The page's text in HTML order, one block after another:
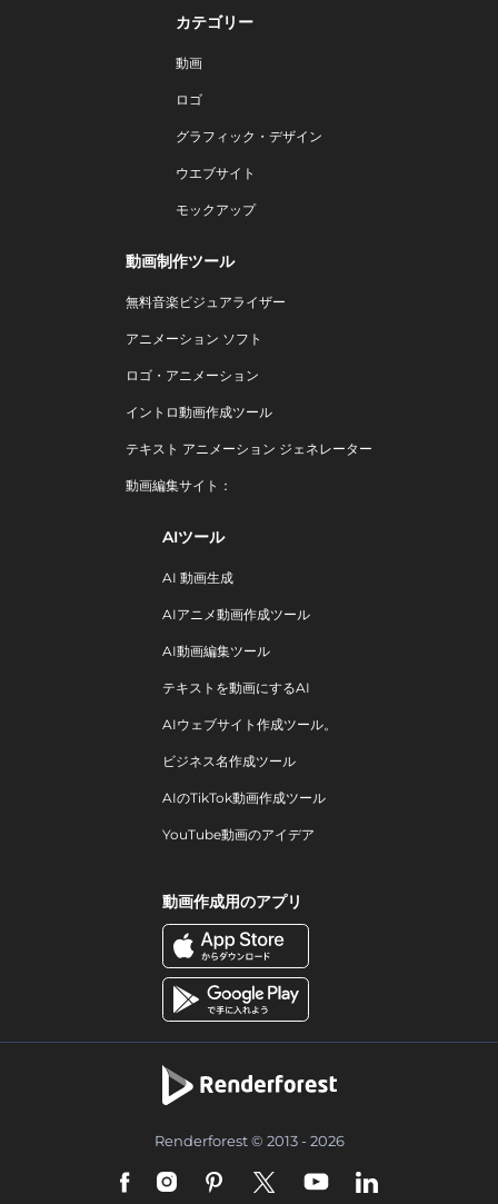
カテゴリー
動画
ロゴ
グラフィック・デザイン
ウエブサイト
モックアップ
動画制作ツール
無料音楽ビジュアライザー
アニメーション ソフト
ロゴ・アニメーション
イントロ動画作成ツール
テキスト アニメーション ジェネレーター
動画編集サイト：
AIツール
AI 動画生成
AIアニメ動画作成ツール
AI動画編集ツール
テキストを動画にするAI
AIウェブサイト作成ツール。
ビジネス名作成ツール
AIのTikTok動画作成ツール
YouTube動画のアイデア
動画作成用のアプリ
Renderforest © 2013 - 2026